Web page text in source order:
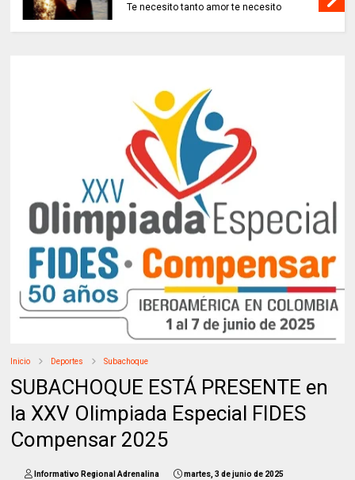
Te necesito tanto amor te necesito
Inicio Deportes Subachoque
SUBACHOQUE ESTÁ PRESENTE en
la XXV Olimpiada Especial FIDES
Compensar 2025
Informativo Regional Adrenalina martes, 3 de junio de 2025